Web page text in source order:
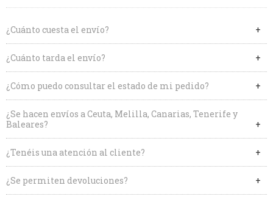
¿Cuánto cuesta el envío?
¿Cuánto tarda el envío?
¿Cómo puedo consultar el estado de mi pedido?
¿Se hacen envíos a Ceuta, Melilla, Canarias, Tenerife y
Baleares?
¿Tenéis una atención al cliente?
¿Se permiten devoluciones?